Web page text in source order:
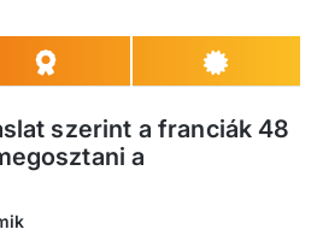
szerint a franciák 48
a